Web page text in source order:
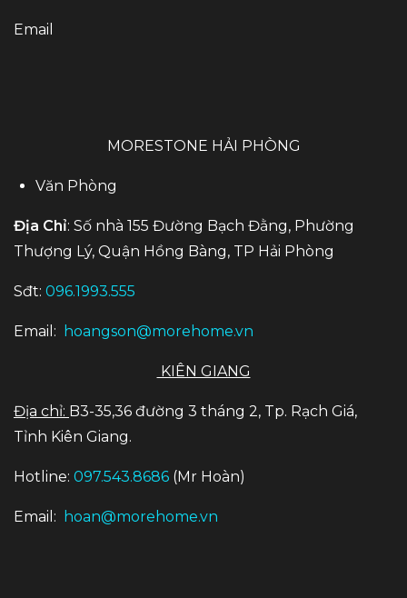
Email
MORESTONE HẢI PHÒNG
Văn Phòng
Địa Chỉ: Số nhà 155 Đường Bạch Đằng, Phường
Thượng Lý, Quận Hồng Bàng, TP Hải Phòng
Sđt: 096.1993.555
Email: hoangson@morehome.vn
KIÊN GIANG
Địa chỉ: B3-35,36 đường 3 tháng 2, Tp. Rạch Giá,
Tỉnh Kiên Giang.
Hotline: 097.543.8686 (Mr Hoàn)
Email: hoan@morehome.vn